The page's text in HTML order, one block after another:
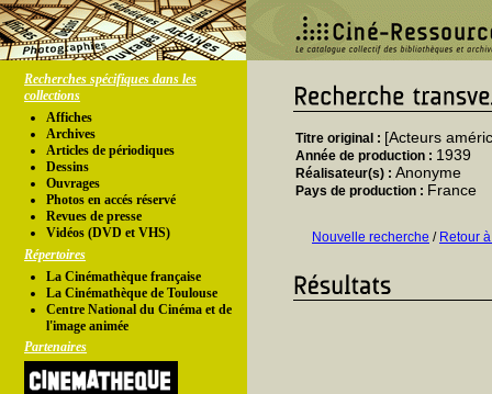
Recherches spécifiques dans les
collections
Affiches
Archives
Articles de périodiques
Dessins
Ouvrages
Photos en accés réservé
Revues de presse
Vidéos (DVD et VHS)
Répertoires
La Cinémathèque française
La Cinémathèque de Toulouse
Centre National du Cinéma et de
l'image animée
Partenaires
Titre original : [Acteurs
Année de production : 1939
Réalisateur(s) : Anonyme
Pays de production : France
Nouvelle recherche / Retour